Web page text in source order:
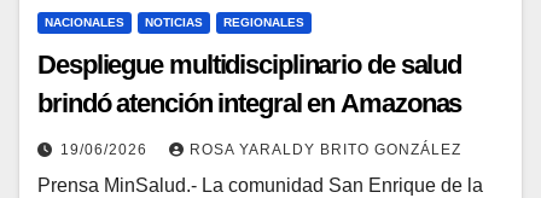
NACIONALES NOTICIAS REGIONALES
​Despliegue multidisciplinario de salud
brindó atención integral en Amazonas
19/06/2026 ROSA YARALDY BRITO GONZÁLEZ
Prensa MinSalud.- La comunidad San Enrique de la